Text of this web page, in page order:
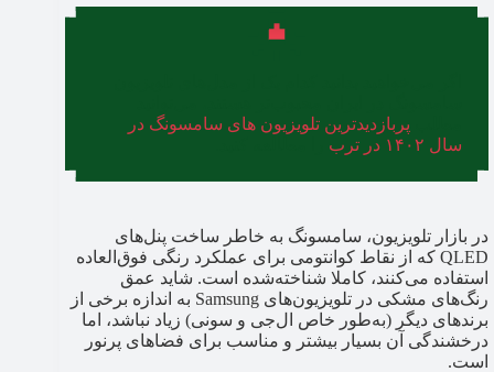
پربازدیدترین تلویزیون های سامسونگ در
سال ۱۴۰۲ در ترب
در بازار تلویزیون، سامسونگ به خاطر ساخت پنل‌های
QLED که از نقاط کوانتومی برای عملکرد رنگی فوق‌العاده
استفاده می‌کنند، کاملا شناخته‌شده است. شاید عمق
رنگ‌های مشکی در تلویزیون‌های Samsung به اندازه برخی از
برندهای دیگر (به‌طور خاص ال‌جی و سونی) زیاد نباشد، اما
درخشندگی آن بسیار بیشتر و مناسب برای فضاهای پرنور
است.